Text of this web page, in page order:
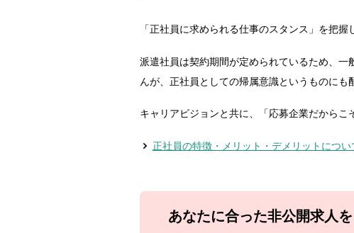
「正社員に求められる仕事のスタンス」を把握
派遣社員は契約期間が定められているため、
んが、正社員としての帰属意識というものにも
キャリアビジョンと共に、「応募企業だからこ
正社員の特徴・メリット・デメリットについ
あなたに合った非公開求人を